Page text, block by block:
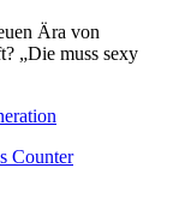
Ära von
„Die muss sexy